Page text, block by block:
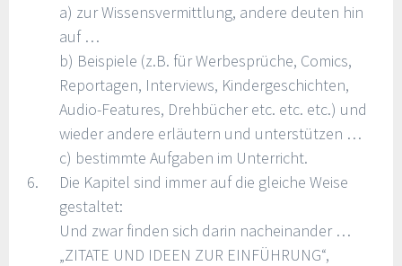
a) zur Wissensvermittlung, andere deuten hin
auf …
b) Beispiele (z.B. für Werbesprüche, Comics,
Reportagen, Interviews, Kindergeschichten,
Audio-Features, Drehbücher etc. etc. etc.) und
wieder andere erläutern und unterstützen …
c) bestimmte Aufgaben im Unterricht.
Die Kapitel sind immer auf die gleiche Weise
gestaltet:
Und zwar finden sich darin nacheinander …
„ZITATE UND IDEEN ZUR EINFÜHRUNG“,